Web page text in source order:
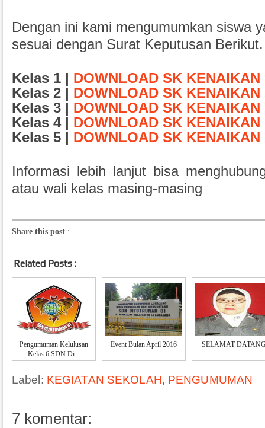
Dengan ini kami mengumumkan siswa
sesuai dengan Surat Keputusan Berikut.
Kelas 1 | DOWNLOAD SK
Kelas 2 | DOWNLOAD SK
Kelas 3 | DOWNLOAD SK
Kelas 4 | DOWNLOAD SK
Kelas 5 | DOWNLOAD SK
Informasi lebih lanjut bisa
atau wali kelas masing-masing
Share this post :
Related Posts :
Pengumuman Kelulusan
Kelas 6 SDN Di...
Event Bulan April 2016 SELAMAT
Label: KEGIATAN SEKOLAH, PENGUMUMAN
7 komentar: